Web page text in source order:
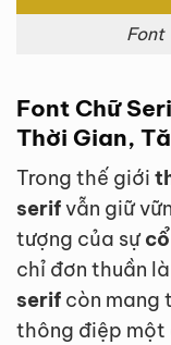
Font
Font Chữ
Thời Gian,
Trong thế giới
serifvẫn giữ
tượng của sự
chỉ đơn thuần
serif còn mang
thông điệp một